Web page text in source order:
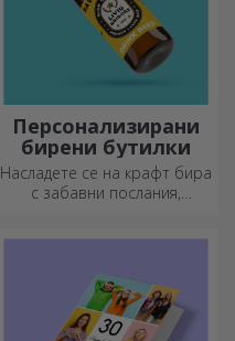
Персонализирани
бирени бутилки
Насладете се на крафт бира
с забавни послания,